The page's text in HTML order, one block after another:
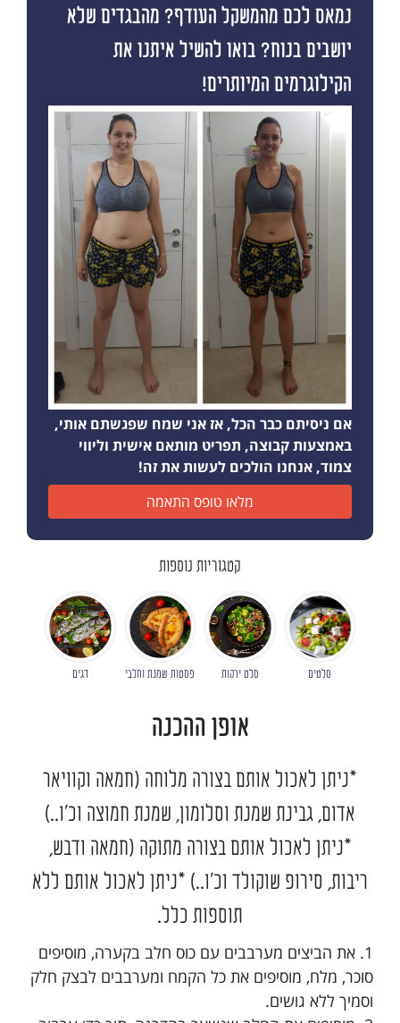
נמאס לכם מהמשקל העודף? מהבגדים שלא
יושבים בנוח? בואו להשיל איתנו את
הקילוגרמים המיותרים!
אם ניסיתם כבר הכל, אז אני שמח שפגשתם אותי,
באמצעות קבוצה, תפריט מותאם אישית וליווי
צמוד, אנחנו הולכים לעשות את זה!
מלאו טופס התאמה
קטגוריות נוספות
סלטים סלט ירקות פסטות שמנת וחלבי דגים
אופן ההכנה
*ניתן לאכול אותם בצורה מלוחה (חמאה וקוויאר
אדום, גבינת שמנת וסלומון, שמנת חמוצה וכ'ו..)
*ניתן לאכול אותם בצורה מתוקה (חמאה ודבש,
ריבות, סירופ שוקולד וכ'ו..) *ניתן לאכול אותם ללא
תוספות כלל.
1. את הביצים מערבבים עם כוס חלב בקערה, מוסיפים
סוכר, מלח, מוסיפים את כל הקמח ומערבבים לבצק חלק
וסמיך ללא גושים.